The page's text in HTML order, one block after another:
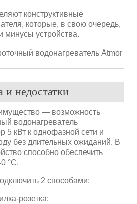
конструктивные
которые, в свою очередь,
минусы устройства.
недостатки
— возможность
водонагреватель
5 кВт к однофазной сети и
без длительных ожиданий. В
способно обеспечить
°С.
2 способами:
розетка;